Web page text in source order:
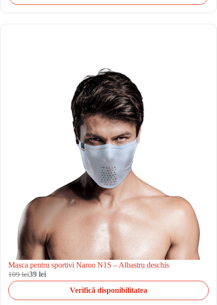
Masca pentru sportivi Naroo N1S – Albastru deschis
109 lei39 lei
Verifică disponibilitatea